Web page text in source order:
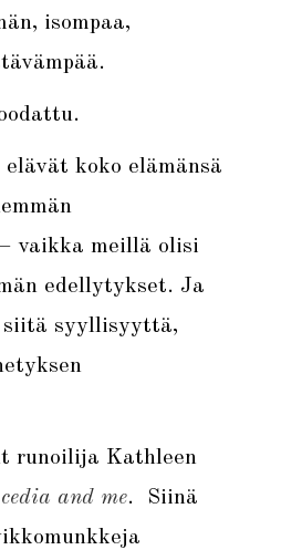
isompaa,
koko elämänsä
vaikka meillä olisi
edellytykset. Ja
siitä syyllisyyttä,
runoilija Kathleen
and me. Siinä